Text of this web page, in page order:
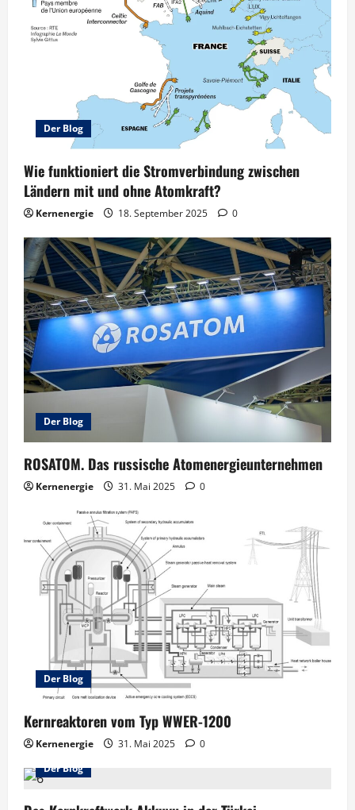
Der Blog
Wie funktioniert die Stromverbindung zwischen
Ländern mit und ohne Atomkraft?
Kernenergie 18. September 2025 0
Der Blog
ROSATOM. Das russische Atomenergieunternehmen
Kernenergie 31. Mai 2025 0
Der Blog
Kernreaktoren vom Typ WWER-1200
Kernenergie 31. Mai 2025
0
Der Blog